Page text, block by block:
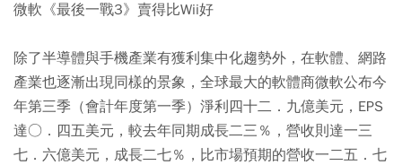
微軟《最後一戰3》賣得比Wii好
除了半導體與手機產業有獲利集中化趨勢外，在軟體、網路
產業也逐漸出現同樣的景象，全球最大的軟體商微軟公布今
年第三季（會計年度第一季）淨利四十二．九億美元，EPS
達○．四五美元，較去年同期成長二三％，營收則達一三
七．六億美元，成長二七％，比市場預期的營收一二五．七